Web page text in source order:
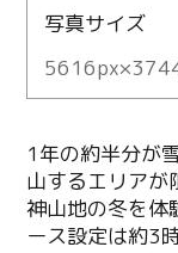
写真サイズ
1年の約半分が
山するエリアが
神山地の冬を体
ース設定は約3